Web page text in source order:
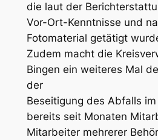
die laut der
Vor-Ort-Kenntnisse und
Fotomaterial getätigt
Zudem macht die
Bingen ein weiteres Mal
der
Beseitigung des Abfalls
bereits seit Monaten
Mitarbeiter mehrerer